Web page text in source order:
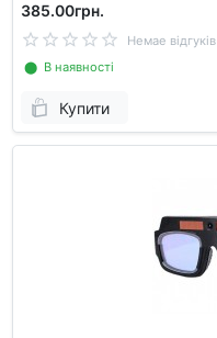
385.00грн.
Немае відгуків
⬤ В наявності
Купити